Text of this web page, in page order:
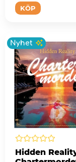
KÖP
Nyhet
Hidden